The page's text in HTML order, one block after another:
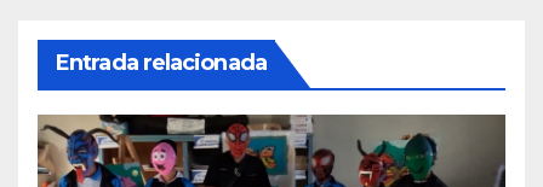
Entrada relacionada